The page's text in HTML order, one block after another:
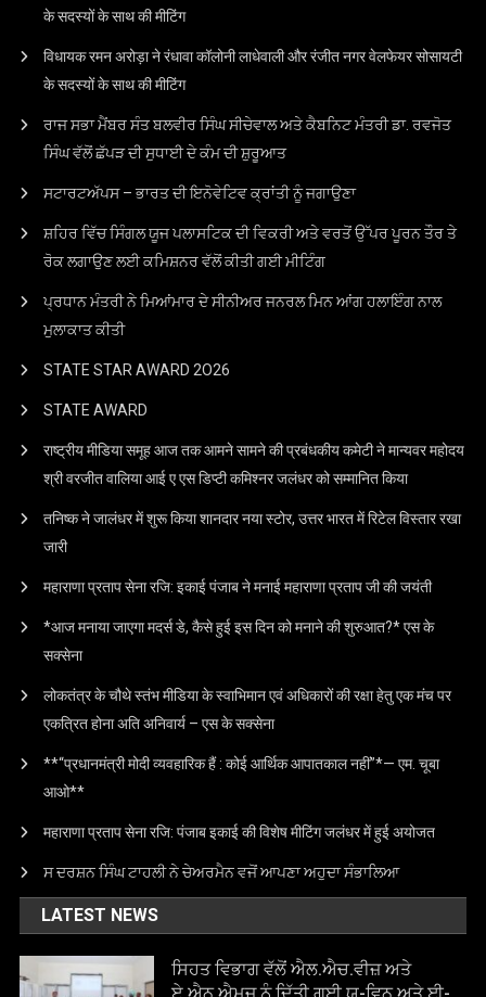
के सदस्यों के साथ की मीटिंग
विधायक रमन अरोड़ा ने रंधावा कॉलोनी लाधेवाली और रंजीत नगर वेलफेयर सोसायटी
के सदस्यों के साथ की मीटिंग
ਰਾਜ ਸਭਾ ਮੈਂਬਰ ਸੰਤ ਬਲਵੀਰ ਸਿੰਘ ਸੀਚੇਵਾਲ ਅਤੇ ਕੈਬਨਿਟ ਮੰਤਰੀ ਡਾ. ਰਵਜੋਤ
ਸਿੰਘ ਵੱਲੋਂ ਛੱਪੜ ਦੀ ਸੁਧਾਈ ਦੇ ਕੰਮ ਦੀ ਸ਼ੁਰੂਆਤ
ਸਟਾਰਟਅੱਪਸ – ਭਾਰਤ ਦੀ ਇਨੋਵੇਟਿਵ ਕ੍ਰਾਂਤੀ ਨੂੰ ਜਗਾਉਣਾ
ਸ਼ਹਿਰ ਵਿੱਚ ਸਿੰਗਲ ਯੂਜ ਪਲਾਸਟਿਕ ਦੀ ਵਿਕਰੀ ਅਤੇ ਵਰਤੋਂ ਉੱਪਰ ਪੂਰਨ ਤੌਰ ਤੇ
ਰੋਕ ਲਗਾਉਣ ਲਈ ਕਮਿਸ਼ਨਰ ਵੱਲੋਂ ਕੀਤੀ ਗਈ ਮੀਟਿੰਗ
ਪ੍ਰਧਾਨ ਮੰਤਰੀ ਨੇ ਮਿਆਂਮਾਰ ਦੇ ਸੀਨੀਅਰ ਜਨਰਲ ਮਿਨ ਆਂਗ ਹਲਾਇੰਗ ਨਾਲ
ਮੁਲਾਕਾਤ ਕੀਤੀ
STATE STAR AWARD 2O26
STATE AWARD
राष्ट्रीय मीडिया समूह आज तक आमने सामने की प्रबंधकीय कमेटी ने मान्यवर महोदय
श्री वरजीत वालिया आई ए एस डिप्टी कमिश्नर जलंधर को सम्मानित किया
तनिष्क ने जालंधर में शुरू किया शानदार नया स्टोर, उत्तर भारत में रिटेल विस्तार रखा
जारी
महाराणा प्रताप सेना रजि: इकाई पंजाब ने मनाई महाराणा प्रताप जी की जयंती
*आज मनाया जाएगा मदर्स डे, कैसे हुई इस दिन को मनाने की शुरुआत?* एस के
सक्सेना
लोकतंत्र के चौथे स्तंभ मीडिया के स्वाभिमान एवं अधिकारों की रक्षा हेतु एक मंच पर
एकत्रित होना अति अनिवार्य – एस के सक्सेना
**“प्रधानमंत्री मोदी व्यवहारिक हैं : कोई आर्थिक आपातकाल नहीं”*— एम. चूबा
आओ**
महाराणा प्रताप सेना रजि: पंजाब इकाई की विशेष मीटिंग जलंधर में हुई अयोजत
ਸ ਦਰਸ਼ਨ ਸਿੰਘ ਟਾਹਲੀ ਨੇ ਚੇਅਰਮੈਨ ਵਜੋਂ ਆਪਣਾ ਅਹੁਦਾ ਸੰਭਾਲਿਆ
LATEST NEWS
ਸਿਹਤ ਵਿਭਾਗ ਵੱਲੋਂ ਐਲ.ਐਚ.ਵੀਜ਼ ਅਤੇ